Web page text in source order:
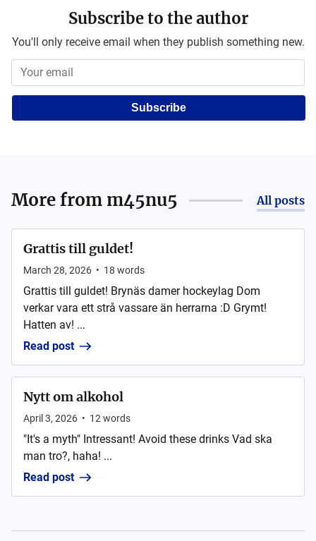
Subscribe to the author
You'll only receive email when they publish something new.
Subscribe
More from m45nu5 All posts
Grattis till guldet!
March 28, 2026 • 18 words
Grattis till guldet! Brynäs damer hockeylag Dom
verkar vara ett strå vassare än herrarna :D Grymt!
Hatten av! ...
Read post
Nytt om alkohol
April 3, 2026 • 12 words
"It's a myth" Intressant! Avoid these drinks Vad ska
man tro?, haha! ...
Read post